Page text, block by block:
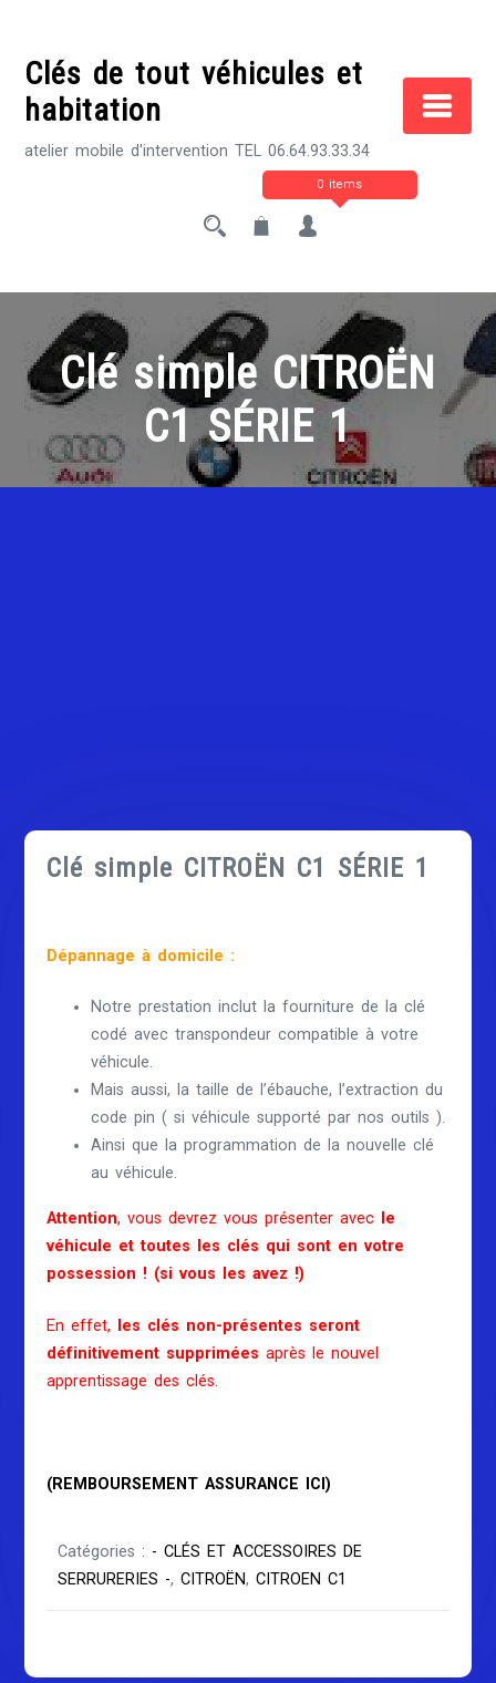
contentClés de tout véhicules et
habitation
atelier mobile d'intervention TEL 06.64.93.33.34
0 items
Clé simple CITROËN
C1 SÉRIE 1
Clé simple CITROËN C1 SÉRIE 1
Dépannage à domicile :
Notre prestation inclut la fourniture de la clé
codé avec transpondeur compatible à votre
véhicule.
Mais aussi, la taille de l’ébauche, l’extraction du
code pin ( si véhicule supporté par nos outils ).
Ainsi que la programmation de la nouvelle clé
au véhicule.
Attention, vous devrez vous présenter avec le
véhicule et toutes les clés qui sont en votre
possession ! (si vous les avez !)
En effet, les clés non-présentes seront
définitivement supprimées après le nouvel
apprentissage des clés.
(REMBOURSEMENT ASSURANCE ICI)
Catégories : - CLÉS ET ACCESSOIRES DE
SERRURERIES -,CITROËN,CITROEN C1